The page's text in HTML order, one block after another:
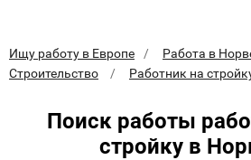
Ищу работу в Европе
Работа в
Строительство
Работник на
Поиск работы
стройку в